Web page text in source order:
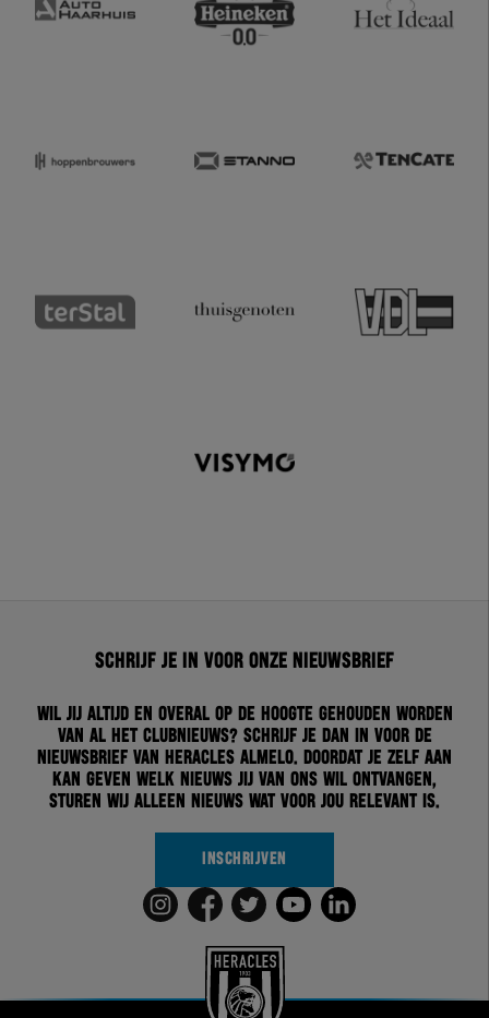
Schrijf je in voor onze nieuwsbrief
Wil jij altijd en overal op de hoogte gehouden worden
van al het clubnieuws? Schrijf je dan in voor de
nieuwsbrief van Heracles Almelo. Doordat je zelf aan
kan geven welk nieuws jij van ons wil ontvangen,
sturen wij alleen nieuws wat voor jou relevant is.
INSCHRIJVEN